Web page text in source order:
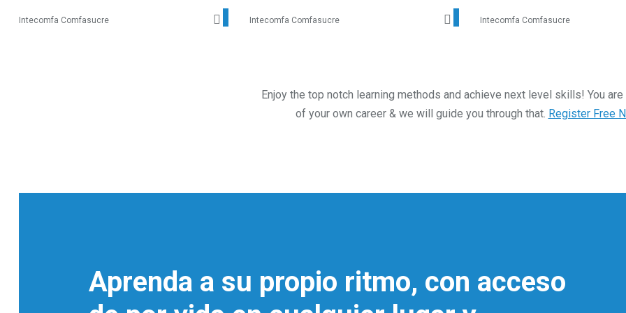
Intecomfa Comfasucre Ver detalles
Intecomfa Comfasucre Ver detalles
Intecomfa Comfasucre
Enjoy the top notch learning methods and achieve next level skills! You
of your own career & we will guide you through that. Register Free
Aprenda a su propio ritmo, con acceso